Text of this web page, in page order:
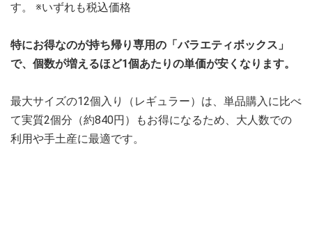
す。 ※いずれも税込価格
特にお得なのが持ち帰り専用の「バラエティボックス」
で、個数が増えるほど1個あたりの単価が安くなります。
最大サイズの12個入り（レギュラー）は、単品購入に比べ
て実質2個分（約840円）もお得になるため、大人数での
利用や手土産に最適です。